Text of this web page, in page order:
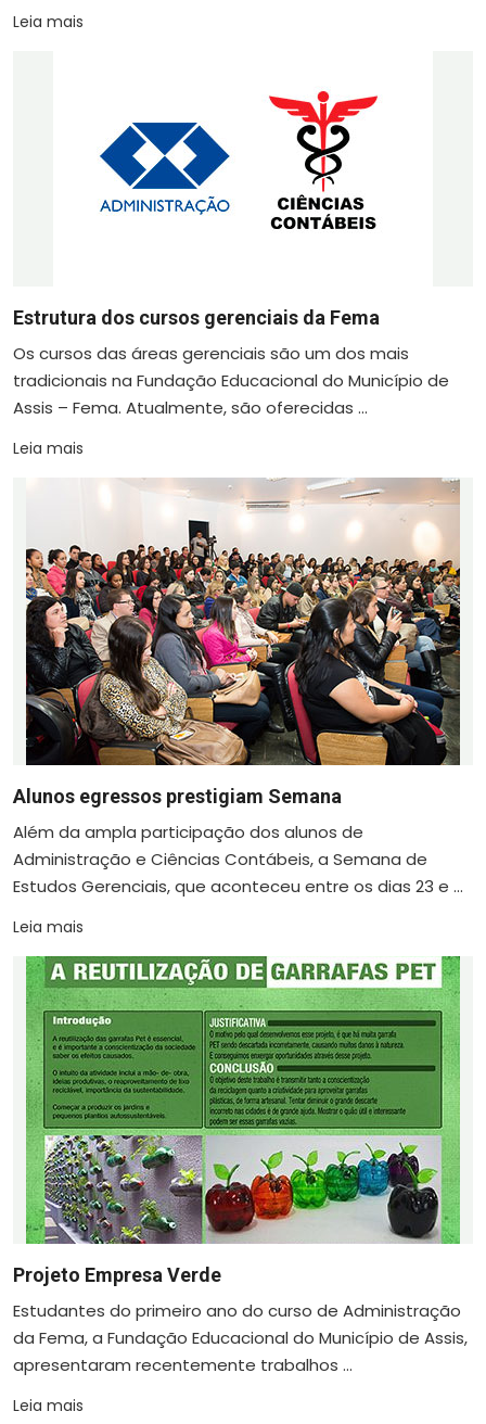
Leia mais
Estrutura dos cursos gerenciais da Fema
Os cursos das áreas gerenciais são um dos mais
tradicionais na Fundação Educacional do Município de
Assis – Fema. Atualmente, são oferecidas ...
Leia mais
Alunos egressos prestigiam Semana
Além da ampla participação dos alunos de
Administração e Ciências Contábeis, a Semana de
Estudos Gerenciais, que aconteceu entre os dias 23 e ...
Leia mais
Projeto Empresa Verde
Estudantes do primeiro ano do curso de Administração
da Fema, a Fundação Educacional do Município de Assis,
apresentaram recentemente trabalhos ...
Leia mais